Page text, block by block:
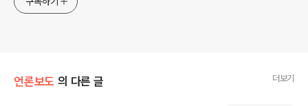
언론보도 의 다른 글 더보기